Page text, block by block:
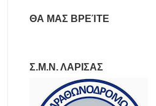
ΘΑ ΜΑΣ ΒΡΕΊΤΕ
Σ.Μ.Ν. ΛΑΡΙΣΑΣ